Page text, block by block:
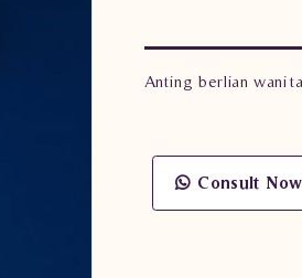
Anting berlian
Consult Now